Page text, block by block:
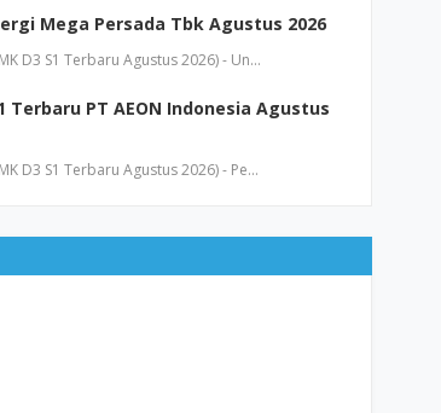
Mega Persada Tbk Agustus 2026
D3 S1 Terbaru Agustus 2026) - Un…
Terbaru PT AEON Indonesia Agustus
D3 S1 Terbaru Agustus 2026) - Pe…